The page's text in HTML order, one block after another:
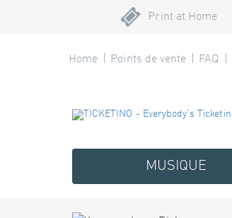
Print at Home
Home Points de vente FAQ
MUSIQUE